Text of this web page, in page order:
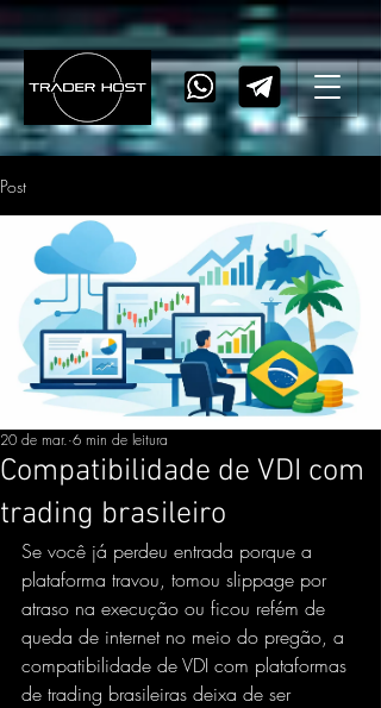
Post
Compatibilidade de VDI com
trading brasileiro
20 de mar. 6 min de leitura
Se você já perdeu entrada porque a
plataforma travou, tomou slippage por
atraso na execução ou ficou refém de
queda de internet no meio do pregão, a
compatibilidade de VDI com plataformas
de trading brasileiras deixa de ser